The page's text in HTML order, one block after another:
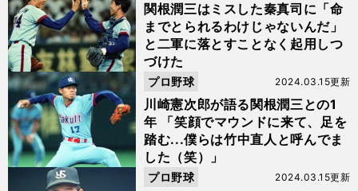
関根潤三はミスした秦真司に「命
までとられるわけじゃないんだ」
と二軍に落とすことなく起用しつ
づけた
川崎憲次郎が語る関根潤三との1
年 「笑顔でマウンドに来て、足を
踏む...僕らは竹中直人と呼んでま
した（笑）」
2024.03.15更新
プロ野球
2024.03.15更新
プロ野球